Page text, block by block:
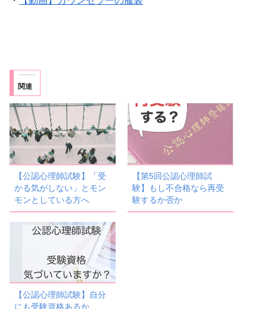
関連
【公認心理師試験】「受
かる気がしない」とモン
モンとしている方へ
【第5回公認心理師試
験】もし不合格なら再受
験するか否か
【公認心理師試験】自分
にも受験資格あるか